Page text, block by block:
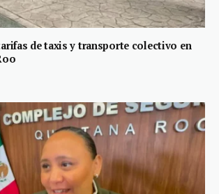
de taxis y transporte colectivo en